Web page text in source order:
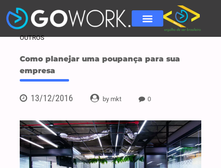
OUTROS
Como planejar uma poupança para sua
empresa
13/12/2016 by mkt 0